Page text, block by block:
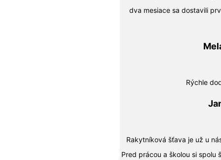
dva mesiace sa dostavili
Rýchle
Rakytníková šťava je už u
Pred prácou a školou si spolu